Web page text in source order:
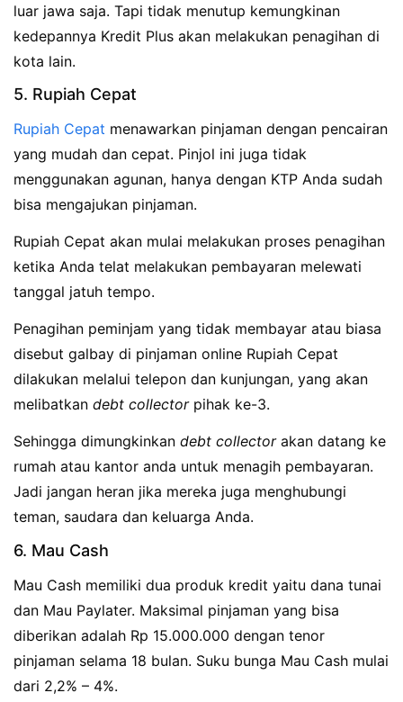
luar jawa saja. Tapi tidak menutup kemungkinan
kedepannya Kredit Plus akan melakukan penagihan di
kota lain.
5. Rupiah Cepat
Rupiah Cepat menawarkan pinjaman dengan pencairan
yang mudah dan cepat. Pinjol ini juga tidak
menggunakan agunan, hanya dengan KTP Anda sudah
bisa mengajukan pinjaman.
Rupiah Cepat akan mulai melakukan proses penagihan
ketika Anda telat melakukan pembayaran melewati
tanggal jatuh tempo.
Penagihan peminjam yang tidak membayar atau biasa
disebut galbay di pinjaman online Rupiah Cepat
dilakukan melalui telepon dan kunjungan, yang akan
melibatkan debt collectorpihak ke-3.
Sehingga dimungkinkan debt collectorakan datang ke
rumah atau kantor anda untuk menagih pembayaran.
Jadi jangan heran jika mereka juga menghubungi
teman, saudara dan keluarga Anda.
6. Mau Cash
Mau Cash memiliki dua produk kredit yaitu dana tunai
dan Mau Paylater. Maksimal pinjaman yang bisa
diberikan adalah Rp 15.000.000 dengan tenor
pinjaman selama 18 bulan. Suku bunga Mau Cash mulai
dari 2,2% – 4%.